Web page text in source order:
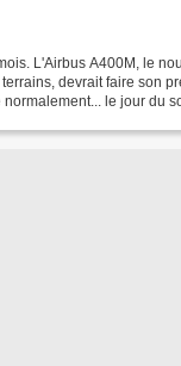
L'Airbus A400M, le
devrait faire son
le jour du